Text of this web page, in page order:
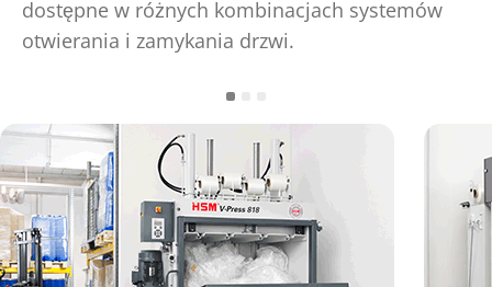
dostępne w różnych kombinacjach systemów
otwierania i zamykania drzwi.